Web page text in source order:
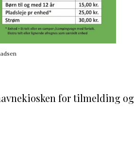
for tilmelding